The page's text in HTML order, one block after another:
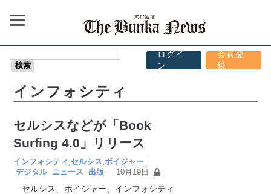
ログイ
ン
会員登
録
インフォシティ
セルシスなどが「Book
Surfing 4.0」リリース
インフォシティ セルシス ボイジャー ｜
デジタル ニュース 出版 10月19日
セルシス、ボイジャー、インフォシティ